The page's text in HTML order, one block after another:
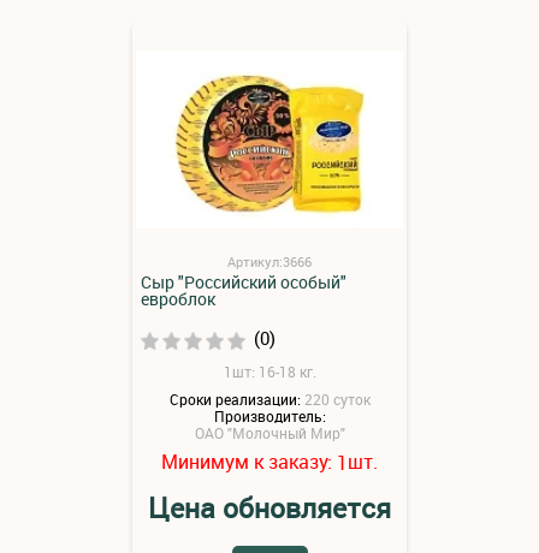
Артикул:3666
Сыр "Российский особый"
евроблок
(0)
1шт: 16-18 кг.
Сроки реализации: 220 суток
Производитель:
ОАО "Молочный Мир"
Минимум к заказу: 1шт.
Цена обновляется